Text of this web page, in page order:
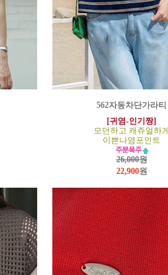
562자동차단가라티
[귀염-인기짱]
모던하고 캐쥬얼하게
이쁜나염포인트
26,000원
22,900원